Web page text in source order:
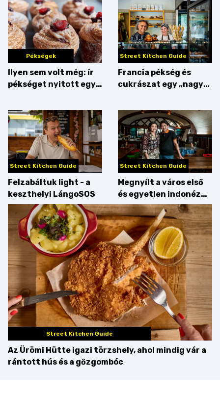
Pékségek
Ilyen sem volt még: ír
pékséget nyitott egy
Street Kitchen Guide
Francia pékség és
cukrászat egy „nagy
Street Kitchen Guide
Felzabáltuk light - a
keszthelyi LángoSOS
Street Kitchen Guide
Megnyílt a város első
és egyetlen indonéz
étterme a Kolosy
téren, mi pedig
kipróbáltuk!
Street Kitchen Guide
Az Ürömi Hütte igazi törzshely, ahol mindig vár a
rántott hús és a gőzgombóc